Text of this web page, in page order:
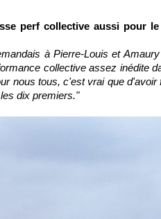
perf collective aussi pour
à Pierre-Louis et
collective assez inédite
nous tous, c'est vrai que
dix premiers."